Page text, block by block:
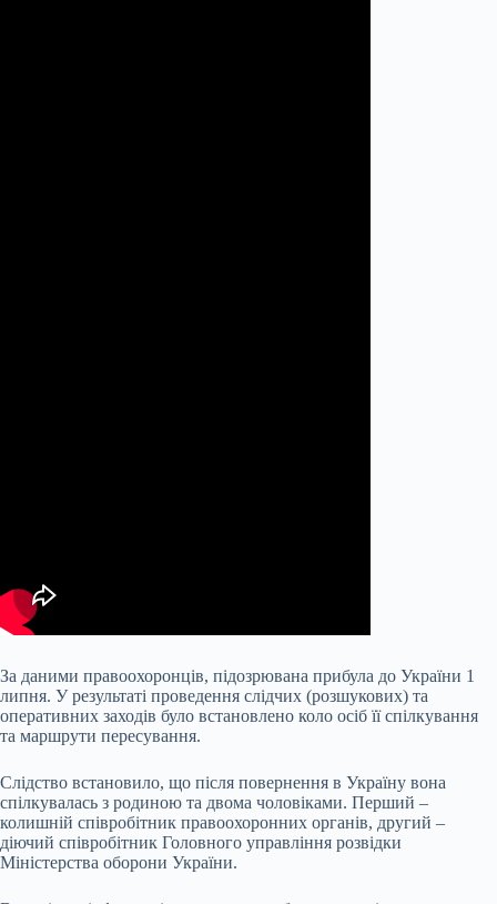
За даними правоохоронців, підозрювана прибула до України 1
липня. У результаті проведення слідчих (розшукових) та
оперативних заходів було встановлено коло осіб її спілкування
та маршрути пересування.
Слідство встановило, що після повернення в Україну вона
спілкувалась з родиною та двома чоловіками. Перший –
колишній співробітник правоохоронних органів, другий –
діючий співробітник Головного управління розвідки
Міністерства оборони України.